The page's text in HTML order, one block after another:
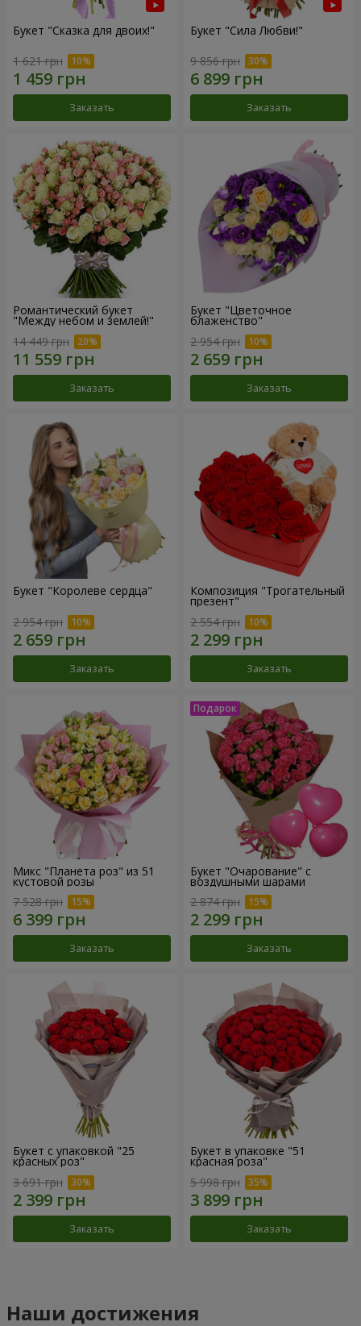
Букет "Сказка для двоих!"
1 621 грн
Заказать
Букет "Сила Любви!"
9 856 грн
Заказать
Романтический букет
"Между небом и землей!"
14 449 грн
Заказать
Букет "Цветочное
блаженство"
2 954 грн
Заказать
Букет "Королеве сердца"
2 954 грн
Заказать
Композиция "Трогательный
презент"
2 554 грн
Заказать
Микс "Планета роз" из 51
кустовой розы
7 528 грн
Заказать
Букет "Очарование" с
воздушными шарами
2 874 грн
Заказать
Букет с упаковкой "25
красных роз"
3 691 грн
Заказать
Букет в упаковке "51
красная роза"
5 998 грн
Заказать
Наши достижения